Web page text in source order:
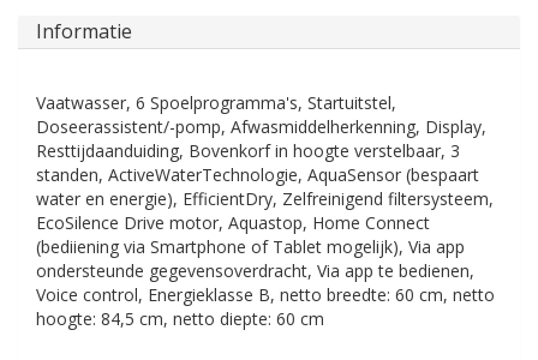
Informatie
Vaatwasser, 6 Spoelprogramma's, Startuitstel,
Doseerassistent/-pomp, Afwasmiddelherkenning, Display,
Resttijdaanduiding, Bovenkorf in hoogte verstelbaar, 3
standen, ActiveWaterTechnologie, AquaSensor (bespaart
water en energie), EfficientDry, Zelfreinigend filtersysteem,
EcoSilence Drive motor, Aquastop, Home Connect
(bediiening via Smartphone of Tablet mogelijk), Via app
ondersteunde gegevensoverdracht, Via app te bedienen,
Voice control, Energieklasse B, netto breedte: 60 cm, netto
hoogte: 84,5 cm, netto diepte: 60 cm